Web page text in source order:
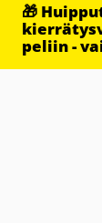
🎁
peliin -